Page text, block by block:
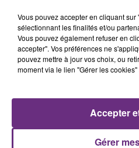
LE MAGASIN
SES PORTES
C'était l'une des
rémois. Le magasin
fermer ses portes.
Vous pouvez accepter en cliquant
sélectionnant les finalités et/ou
Vous pouvez également refuser en
accepter". Vos préférences ne
pouvez mettre à jour vos choix, ou
moment via le lien "Gérer les
Gérer
Accepter